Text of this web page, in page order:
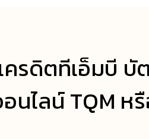
ครดิตทีเอ็มบี บั
นไลน์ TQM ห